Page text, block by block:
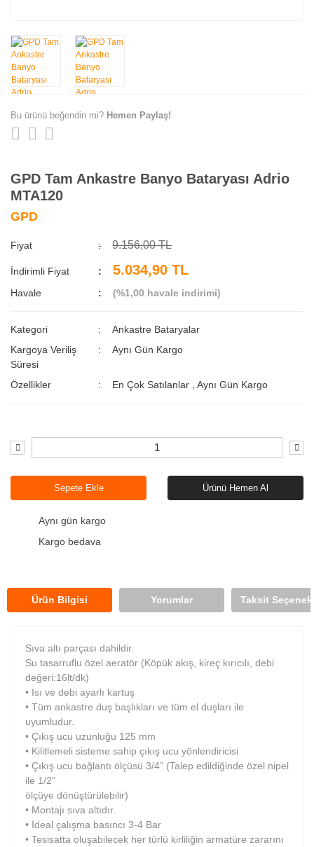
Bu ürünü beğendin mi? Hemen Paylaş!
GPD Tam Ankastre Banyo Bataryası Adrio
MTA120
GPD
Fiyat 9.156,00 TL
İndirimli Fiyat 5.034,90 TL
Havale (%1,00 havale indirimi)
Kategori
Ankastre Bataryalar
Kargoya Veriliş
Süresi
Aynı Gün Kargo
Özellikler En Çok Satılanlar ,Aynı Gün Kargo
Sepete Ekle Ürünü Hemen Al
Aynı gün kargo
Kargo bedava
Ürün Bilgisi Yorumlar Taksit
Sıva altı parçası dahildir.
Su tasarruflu özel aeratör (Köpük akış, kireç kırıcılı, debi
değeri:16lt/dk)
• Isı ve debi ayarlı kartuş
• Tüm ankastre duş başlıkları ve tüm el duşları ile
uyumludur.
• Çıkış ucu uzunluğu 125 mm
• Kilitlemeli sisteme sahip çıkış ucu yönlendiricisi
• Çıkış ucu bağlantı ölçüsü 3/4” (Talep edildiğinde özel nipel
ile 1/2”
ölçüye dönüştürülebilir)
• Montajı sıva altıdır.
• İdeal çalışma basıncı 3-4 Bar
• Tesisatta oluşabilecek her türlü kirliliğin armatüre zararını